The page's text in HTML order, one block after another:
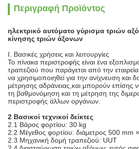
Περιγραφή Προϊόντος
ηλεκτρικό αυτόματο γύρισμα τριών
κίνησης τριών άξονων
Ι. Βασικές χρήσεις και λειτουργίες
Το πίνακα περιστροφής είναι ένα
τραπεζιού που παράγεται από την
να χρησιμοποιηθεί για την ανίχνευση και
μέτρησης αδράνειας,και μπορούν επίσης
τη βαθμονόμηση και τη μέτρηση της
περιστροφής άλλων οργάνων.
2 Βασικοί τεχνικοί δείκτες
2.1 Βάρος φορτίου: 30 kg
2.2 Μέγεθος φορτίου: διάμετρος 500 mm
2.3 Μηχανική δομή τραπεζιού: UUT